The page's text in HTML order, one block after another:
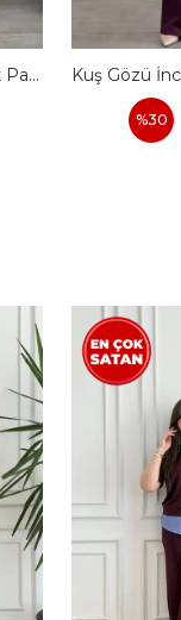
Eteği Katlı Çizgili Asimetrik Pamuk Elbise
%30